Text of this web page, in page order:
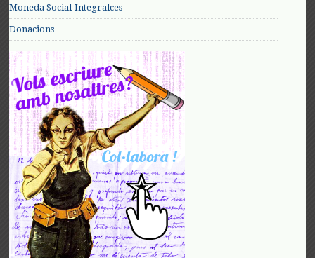
Moneda Social-Integralces
Donacions